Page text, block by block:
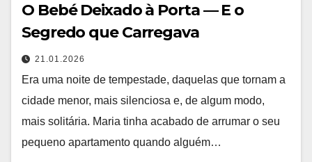
O Bebé Deixado à Porta — E o
Segredo que Carregava
21.01.2026
Era uma noite de tempestade, daquelas que tornam a
cidade menor, mais silenciosa e, de algum modo,
mais solitária. Maria tinha acabado de arrumar o seu
pequeno apartamento quando alguém…